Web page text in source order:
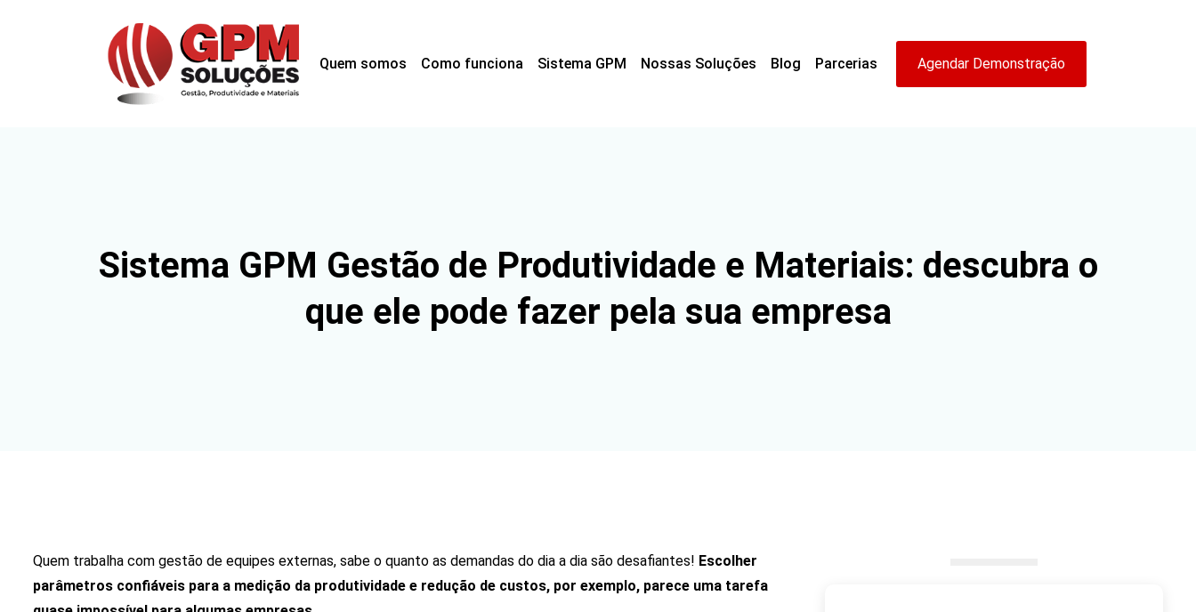
Quem somos Como funciona Sistema GPM Nossas Soluções Blog Parcerias Agendar Demonstração
Sistema GPM Gestão de Produtividade e Materiais: descubra o
que ele pode fazer pela sua empresa
Quem trabalha com gestão de equipes externas, sabe o quanto as demandas do dia a dia são desafiantes! Escolher
parâmetros confiáveis para a medição da produtividade e redução de custos, por exemplo, parece uma tarefa